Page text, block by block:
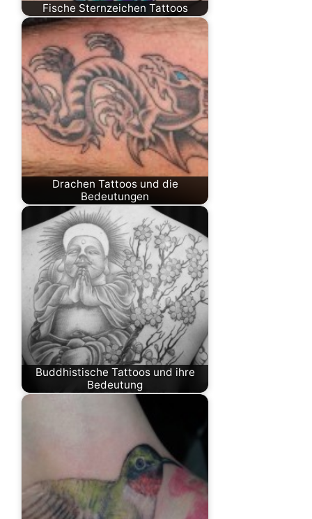
Fische Sternzeichen Tattoos
Drachen Tattoos und die
Bedeutungen
Buddhistische Tattoos und ihre
Bedeutung